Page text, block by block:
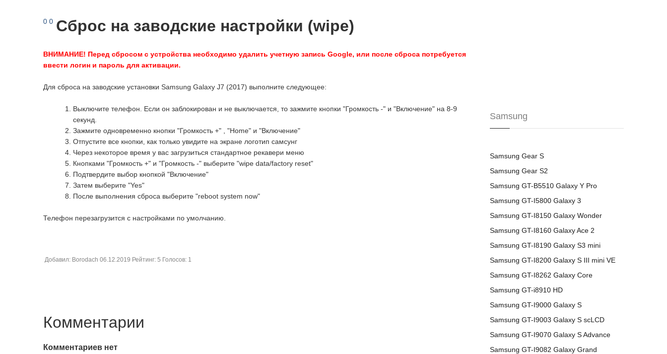
0 0 Сброс на заводские настройки (wipe)
ВНИМАНИЕ! Перед сбросом с устройства необходимо удалить учетную запись Google, или после сброса потребуется
ввести логин и пароль для активации.
Для сброса на заводские установки Samsung Galaxy J7 (2017) выполните следующее:
Выключите телефон. Если он заблокирован и не выключается, то зажмите кнопки "Громкость -" и "Включение" на 8-9
секунд.
Зажмите одновременно кнопки "Громкость +" , "Home" и "Включение"
Отпустите все кнопки, как только увидите на экране логотип самсунг
Через некоторое время у вас загрузиться стандартное рекавери меню
Кнопками "Громкость +" и "Громкость -" выберите "wipe data/factory reset"
Подтвердите выбор кнопкой "Включение"
Затем выберите "Yes"
После выполнения сброса выберите "reboot system now"
Телефон перезагрузится с настройками по умолчанию.
Добавил: Borodach 06.12.2019 Рейтинг: 5 Голосов: 1
Комментарии
Комментариев нет
Samsung
Samsung Gear S
Samsung Gear S2
Samsung GT-B5510 Galaxy Y Pro
Samsung GT-I5800 Galaxy 3
Samsung GT-I8150 Galaxy Wonder
Samsung GT-I8160 Galaxy Ace 2
Samsung GT-I8190 Galaxy S3 mini
Samsung GT-I8200 Galaxy S III mini VE
Samsung GT-I8262 Galaxy Core
Samsung GT-i8910 HD
Samsung GT-I9000 Galaxy S
Samsung GT-I9003 Galaxy S scLCD
Samsung GT-I9070 Galaxy S Advance
Samsung GT-I9082 Galaxy Grand